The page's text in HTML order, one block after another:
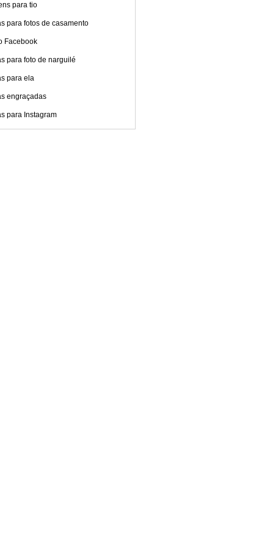
para tio
para fotos de casamento
Facebook
para foto de narguilé
para ela
engraçadas
para Instagram